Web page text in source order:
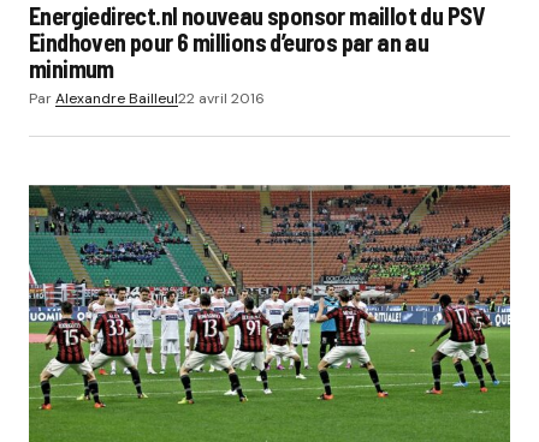
Energiedirect.nl nouveau sponsor maillot du PSV
Eindhoven pour 6 millions d’euros par an au
minimum
ParAlexandre Bailleul22 avril 2016